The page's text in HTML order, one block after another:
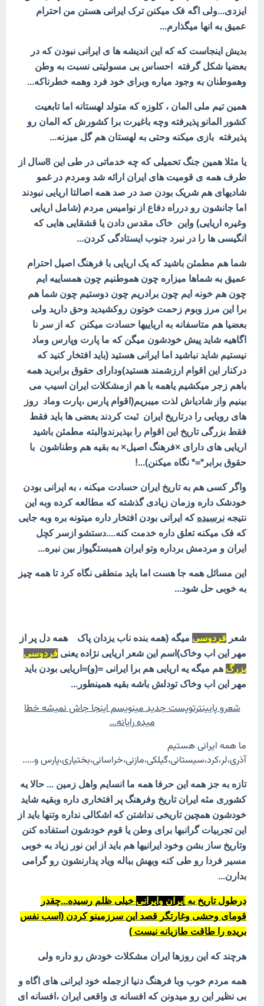
ایزدی...ولی اگه فک میکنن ترک ایرانی هستن من احترام
عمیق به انها میگذارم...
بدیش اینجاست که که این اندیشه ها ی ایرانی نبودن که در
بعضیا شکل گرفته احساس بی مسولیتی نسبت به وطن
وهموطنان به وجود میاره وبرای خود فرد وهمه خطرناکه...
همین تیم ملی المان ، کلوزه که متولد لهستانه اما تابعیت
کشور المانو پذیرفته وچه باغیرت برا کشورش که المان رو
پذیرفته بازی میکنه وحتی به لهستان هم گل میزنه...
یا مثلا همین جنگ تحمیلی که چه خدماتی در طی این 8سال از
طرف همه ی قومیت های ایران ارائه شد ومردم در غمو
شادیهای هم شریک بودن صد در صد همه اصالتا اریایی نبودند
اما جانشون رو درراه دفاع از نوامیس مردم (شامل اریایی
وغیره اریایی) واین خاک مقدس دادن یا قشقایی هایی که
انگیسی ها را در نبرد جنوب ایستادگی کردن...
شما هم مطمئن باشید که یک اریایی با فرهنگ اصیل احترام
عمیق به شماها میزاره چون هموطنیم چون همساییه ایم
چون هم خونه ایم چون برادریم چون دوستیم چون شما هم
برا این مرز وبوم زحمت خوتون روکشیدید وحق دارید ولی
بعضیا هم متاسفانه به اریاییها حسادت میکنن که از سر نا
اگاهیه شاید پیش خودشون میگن که ما پارت وپارس وماد
نیستیم شاید نباشید اما ایرانی هستید (باید افتخار کنید که
درکنار این اقوام ارزشمند هستید)ودارای حقوق برابرید همه
باهم زجر میکشیم یاهمه با هم ازمشکلات ایران اسیب می
بینیم واز شادیاش لذت میبریم(اقوام پارس ،پارت وماد روز
های رویایی را درتاریخ ایران ثبت کردند بعضی ها باید فقط
فقط بزرگی تاریخ این اقوام را بپذیرندوالبته مطمئن باشید
اریایی های دارای ×فرهنگ اصیل× به بقیه هم وطناشون با
حقوق برابر*=* نگاه میکنن)...!
واگر کسی هم به تاریخ ایران حسادت میکنه ، به ایرانی بودن
خودشک داره وزمان زیادی گذشته که مطالعه کرده وبه این
نتیجه نرسیده که ایرانی بودن افتخار داره میتونه بره وبه جایی
که فک میکنه تعلق داره خدمت کنه....دستشو ازسر کچل
ایران و مردمش برداره وتو ایران همبستگیواز بین نبره...
این مسائل همه جا هست اما باید منطقی نگاه کرد تا همه چیز
به خوبی حل شود...
شعر فردوسی میگه (همه بنده ناب یزدان پاک همه دل پر از
مهر این اب وخاک)اسم این شعر اریایی نژاده یعنی فردوسی
بزرگ هم میگه یه اریایی هم برا ایرانی =(و)=اریایی بودن باید
مهر این اب وخاک تودلش باشه بقیه همینطور...
شعرو پایینترتوپست جدید مینویسم اینجا جاش نمیشه خطا
میده رایانه...
ما همه ایرانی هستیم
آذری،لر،کرد،سیستانی،گیلکی،مازنی،خراسانی،بختیاری،پارس و.....
تازه به جز همه این حرفا همه ما انسایم واهل زمین ... حالا یه
کشوری مثه ایران تاریخ وفرهنگ پر افتخاری داره وبقیه شاید
خودشون همچین تاریخی نداشتن که اشکالی نداره وتنها باید از
این تجربیات گرانبها برای وطن یا قوم خودشون استفاده کنن
وتاریخ ساز بشن وخود ایرانیها هم باید از این نور زیاد به خوبی
مسیر فردا رو طی کنه وبهش بباله ویاد پدارنشون رو گرامی
بدارن...
درطول تاریخ به ایران وایرانی خیلی ظلم رسیده...چقدر
قومای وحشی وغارتگر قصد این سرزمینو کردن (اسب نفس
بریده را طاقت طازیانه نیست )
هرچند که این روزها ایران مشکلات خودش رو داره ولی
همه مردم خوب وبا فرهنگ دنیا ازجمله خود ایرانی های اگاه و
بی نظیر این رو میدونن که افسانه ی واقعی ایران ،افسانه ای